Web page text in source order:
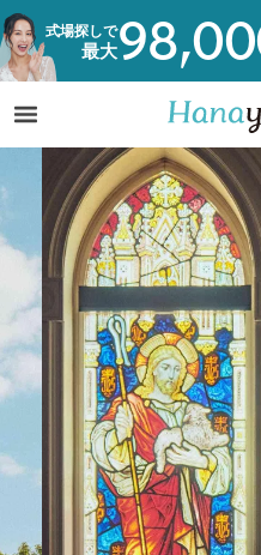
式場探しで
最大